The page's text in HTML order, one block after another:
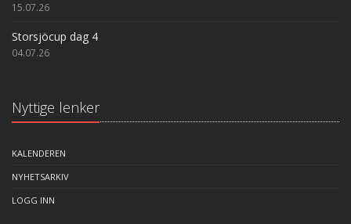
15.07.26
Storsjöcup dag 4
04.07.26
Nyttige lenker
KALENDEREN
NYHETSARKIV
LOGG INN